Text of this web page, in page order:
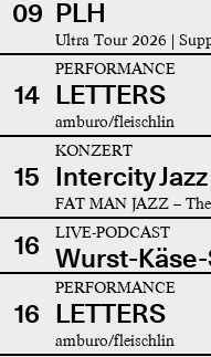
09 PLH
Ultra Tour 2026 |
14
PERFORMANCE
LETTERS
amburo/fleischlin
15
KONZERT
Intercity
FAT MAN JAZZ –
16 LIVE-PODCAST
Wurst-
16
PERFORMANCE
LETTERS
amburo/fleischlin